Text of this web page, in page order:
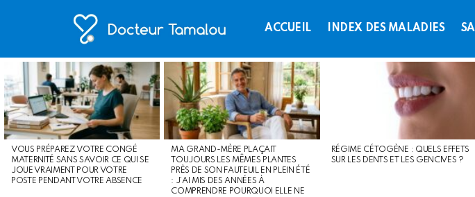
ACCUEIL INDEX DES MALADIES
STORIES
VOUS PRÉPAREZ VOTRE CONGÉ
MATERNITÉ SANS SAVOIR CE QUI SE
JOUE VRAIMENT POUR VOTRE
POSTE PENDANT VOTRE ABSENCE
MA GRAND-MÈRE PLAÇAIT
TOUJOURS LES MÊMES PLANTES
PRÈS DE SON FAUTEUIL EN PLEIN ÉTÉ
: J’AI MIS DES ANNÉES À
COMPRENDRE POURQUOI ELLE NE
RÉGIME CÉTOGÈNE : QUELS EFFETS
SUR LES DENTS ET LES GENCIVES ?